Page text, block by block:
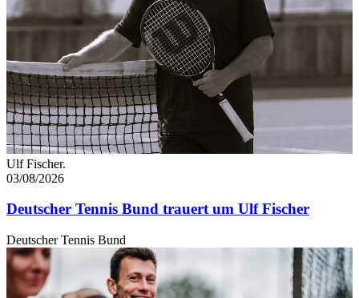
Ulf Fischer.
03/08/2026
Deutscher Tennis Bund trauert um Ulf Fischer
Deutscher Tennis Bund